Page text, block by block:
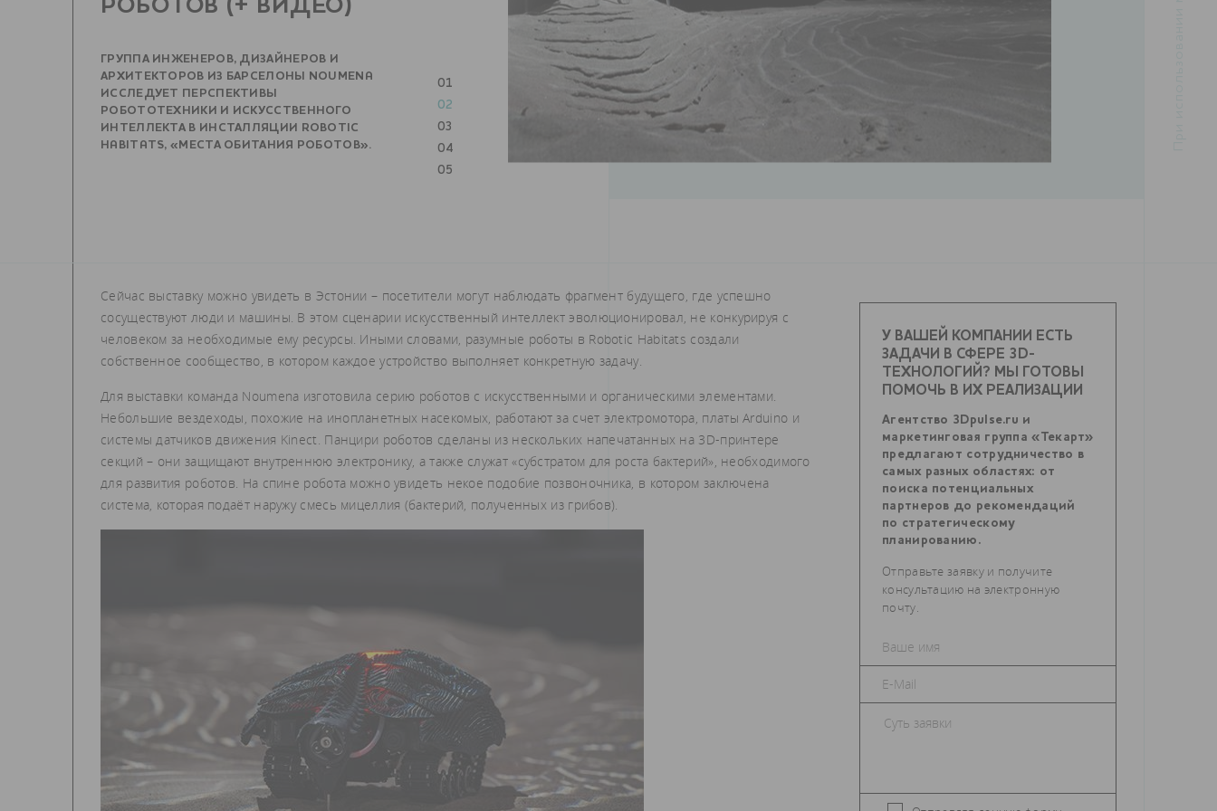
РОБОТОВ (+ ВИДЕО)
ГРУППА ИНЖЕНЕРОВ, ДИЗАЙНЕРОВ И
АРХИТЕКТОРОВ ИЗ БАРСЕЛОНЫ NOUMENA
ИССЛЕДУЕТ ПЕРСПЕКТИВЫ
РОБОТОТЕХНИКИ И ИСКУССТВЕННОГО
ИНТЕЛЛЕКТА В ИНСТАЛЛЯЦИИ ROBOTIC
HABITATS, «МЕСТА ОБИТАНИЯ РОБОТОВ».
01
02
03
04
05
Сейчас выставку можно увидеть в Эстонии – посетители могут наблюдать фрагмент будущего, где успешно
сосуществуют люди и машины. В этом сценарии искусственный интеллект эволюционировал, не конкурируя с
человеком за необходимые ему ресурсы. Иными словами, разумные роботы в Robotic Habitats создали
собственное сообщество, в котором каждое устройство выполняет конкретную задачу.
Для выставки команда Noumena изготовила серию роботов с искусственными и органическими элементами.
Небольшие вездеходы, похожие на инопланетных насекомых, работают за счет электромотора, платы Arduino и
системы датчиков движения Kinect. Панцири роботов сделаны из нескольких напечатанных на 3D-принтере
секций – они защищают внутреннюю электронику, а также служат «субстратом для роста бактерий», необходимого
для развития роботов. На спине робота можно увидеть некое подобие позвоночника, в котором заключена
система, которая подаёт наружу смесь мицеллия (бактерий, полученных из грибов).
У ВАШЕЙ КОМПАНИИ ЕСТЬ
ЗАДАЧИ В СФЕРЕ 3D-
ТЕХНОЛОГИЙ? МЫ ГОТОВЫ
ПОМОЧЬ В ИХ РЕАЛИЗАЦИИ
Агентство 3Dpulse.ru и
маркетинговая группа «Текарт»
предлагают сотрудничество в
самых разных областях: от
поиска потенциальных
партнеров до рекомендаций
по стратегическому
планированию.
Отправьте заявку и получите
консультацию на электронную
почту.